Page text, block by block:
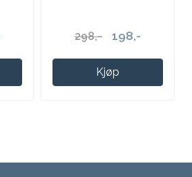
298,- 198,-
Kjøp